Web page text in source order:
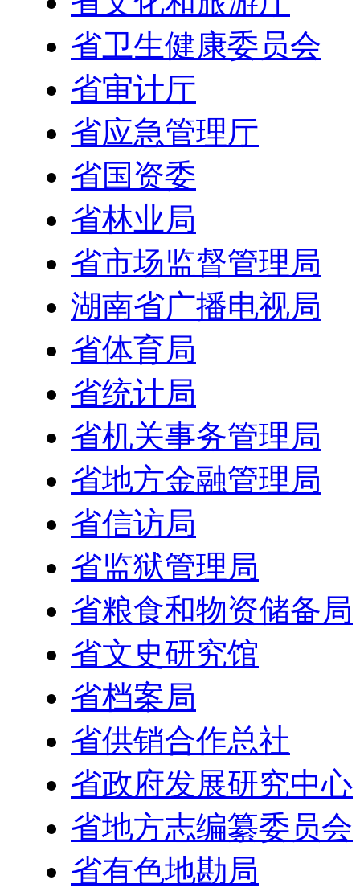
省卫生健康委员会
省审计厅
省应急管理厅
省国资委
省林业局
省市场监督管理局
湖南省广播电视局
省体育局
省统计局
省机关事务管理局
省地方金融管理局
省信访局
省监狱管理局
省粮食和物资储备局
省文史研究馆
省档案局
省供销合作总社
省政府发展研究中心
省地方志编纂委员会
省有色地勘局